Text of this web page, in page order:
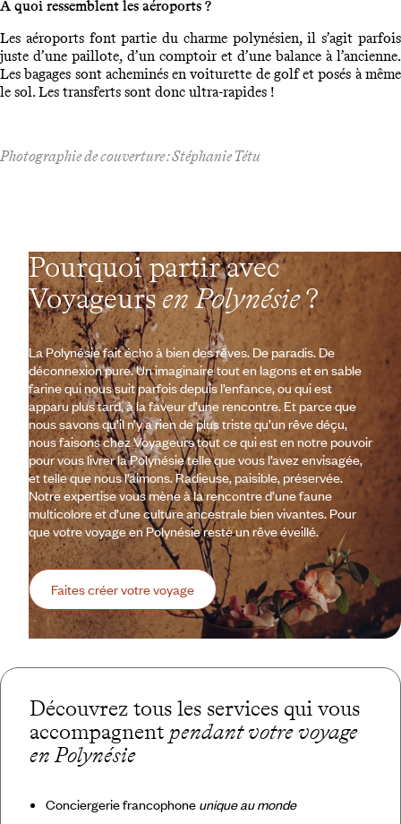
A quoi ressemblent les aéroports ?
Les aéroports font partie du charme polynésien, il s’agit parfois
juste d’une paillote, d’un comptoir et d’une balance à l’ancienne.
Les bagages sont acheminés en voiturette de golf et posés à même
le sol. Les transferts sont donc ultra-rapides !
Photographie de couverture : Stéphanie Tétu
Pourquoi partir avec
Voyageursen Polynésie?
La Polynésie fait écho à bien des rêves. De paradis. De
déconnexion pure. Un imaginaire tout en lagons et en sable
farine qui nous suit parfois depuis l’enfance, ou qui est
apparu plus tard, à la faveur d’une rencontre. Et parce que
nous savons qu’il n’y a rien de plus triste qu’un rêve déçu,
nous faisons chez Voyageurs tout ce qui est en notre pouvoir
pour vous livrer la Polynésie telle que vous l’avez envisagée,
et telle que nous l’aimons. Radieuse, paisible, préservée.
Notre expertise vous mène à la rencontre d’une faune
multicolore et d’une culture ancestrale bien vivantes. Pour
que votre voyage en Polynésie reste un rêve éveillé.
Faites créer votre voyage
Découvrez tous les services qui vous
accompagnent pendant votre voyage
en Polynésie
Conciergerie francophone unique au monde